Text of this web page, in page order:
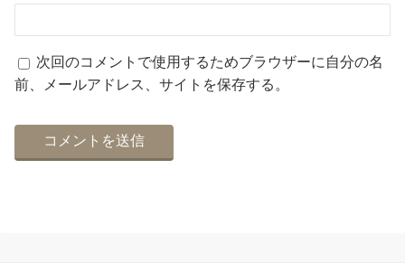
次回のコメントで使用するためブラウザーに自分の名
前、メールアドレス、サイトを保存する。